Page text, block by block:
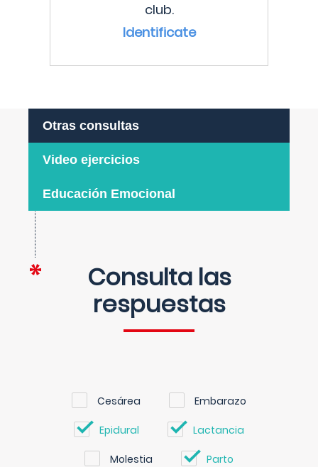
club.
Identificate
Otras consultas
Video ejercicios
Educación Emocional
Consulta las
respuestas
Cesárea Embarazo
Epidural Lactancia
Molestia Parto